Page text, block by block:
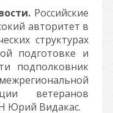
Российские
авторитет в
структурах
подготовке и
подполковник
ветеранов
Юрий Видакас.